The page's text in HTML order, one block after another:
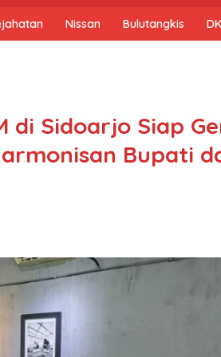
Nissan Bulutangkis
di Sidoarjo Siap
Bupati